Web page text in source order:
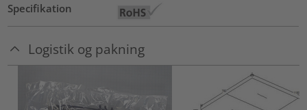
Specifikation
Logistik og pakning